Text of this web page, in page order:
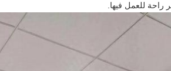
راحة للعمل فيها.